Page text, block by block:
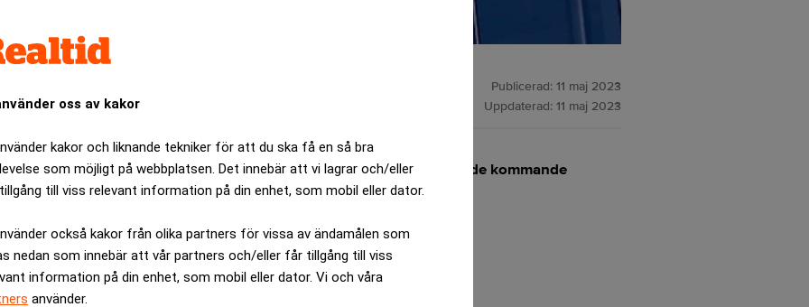
oss av kakor
kakor och liknande tekniker för att du ska få en så bra
som möjligt på webbplatsen. Det innebär att vi lagrar och/eller
till viss relevant information på din enhet, som mobil eller dator.
också kakor från olika partners för vissa av ändamålen som
nedan som innebär att vår partners och/eller får tillgång till viss
information på din enhet, som mobil eller dator. Vi och våra
använder.
Publicerad: 11 maj 2023
Uppdaterad: 11 maj 2023
en satsning på AI. Lanseringen av produkten i USA väntas inom de kommande
ANNONS